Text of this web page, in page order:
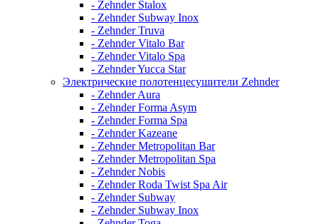
- Zehnder Stalox
- Zehnder Subway Inox
- Zehnder Truva
- Zehnder Vitalo Bar
- Zehnder Vitalo Spa
- Zehnder Yucca Star
Электрические полотенцесушители Zehnder
- Zehnder Aura
- Zehnder Forma Asym
- Zehnder Forma Spa
- Zehnder Kazeane
- Zehnder Metropolitan Bar
- Zehnder Metropolitan Spa
- Zehnder Nobis
- Zehnder Roda Twist Spa Air
- Zehnder Subway
- Zehnder Subway Inox